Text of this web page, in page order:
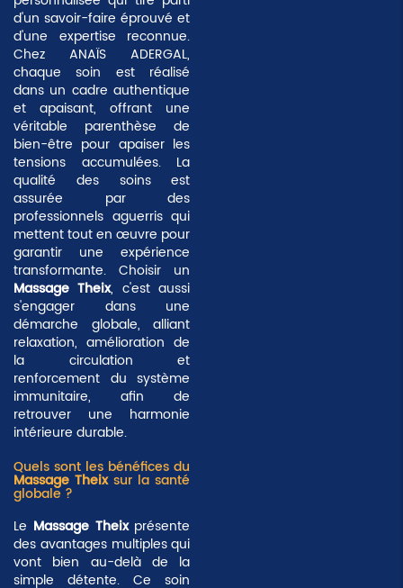
d'un savoir-faire éprouvé et
d'une expertise reconnue.
Chez ANAÏS ADERGAL,
chaque soin est réalisé
dans un cadre authentique
et apaisant, offrant une
véritable parenthèse de
bien-être pour apaiser les
tensions accumulées. La
qualité des soins est
assurée par des
professionnels aguerris qui
mettent tout en œuvre pour
garantir uneexpérience
transformante. Choisir un
Massage Theix, c'est aussi
s'engager dans une
démarche globale, alliant
relaxation, amélioration de
la circulation et
renforcement du système
immunitaire, afin de
retrouver une harmonie
intérieure durable.
Quels sont les bénéfices du
Massage Theixsur la santé
globale ?
Le Massage Theixprésente
des avantages multiples qui
vont bien au-delà de la
simple détente. Ce soin